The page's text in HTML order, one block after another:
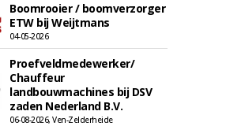
Boomrooier / boomverzorger
ETW bij Weijtmans
04-05-2026
Proefveldmedewerker/
Chauffeur
landbouwmachines bij DSV
zaden Nederland B.V.
06-08-2026, Ven-Zelderheide